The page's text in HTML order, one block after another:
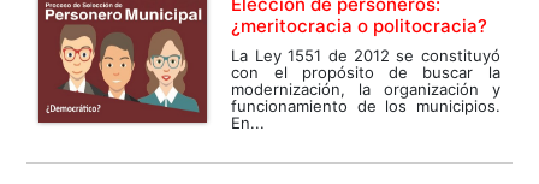
¿meritocracia o politocracia?
La Ley 1551 de 2012 se constituyó
con el propósito de buscar la
modernización, la organización y
funcionamiento de los municipios.
En...